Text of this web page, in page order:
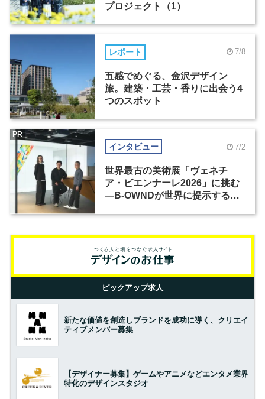
プロジェクト（1）
レポート 7/8
五感でめぐる、金沢デザイン
旅。建築・工芸・香りに出会う4
つのスポット
インタビュー 7/2
世界最古の美術展「ヴェネチ
ア・ビエンナーレ2026」に挑む
―B-OWNDが世界に提示する美
PR
ピックアップ求人
新たな価値を創造しブランドを成功に導く、クリエイ
ティブメンバー募集
【デザイナー募集】ゲームやアニメなどエンタメ業界
特化のデザインスタジオ